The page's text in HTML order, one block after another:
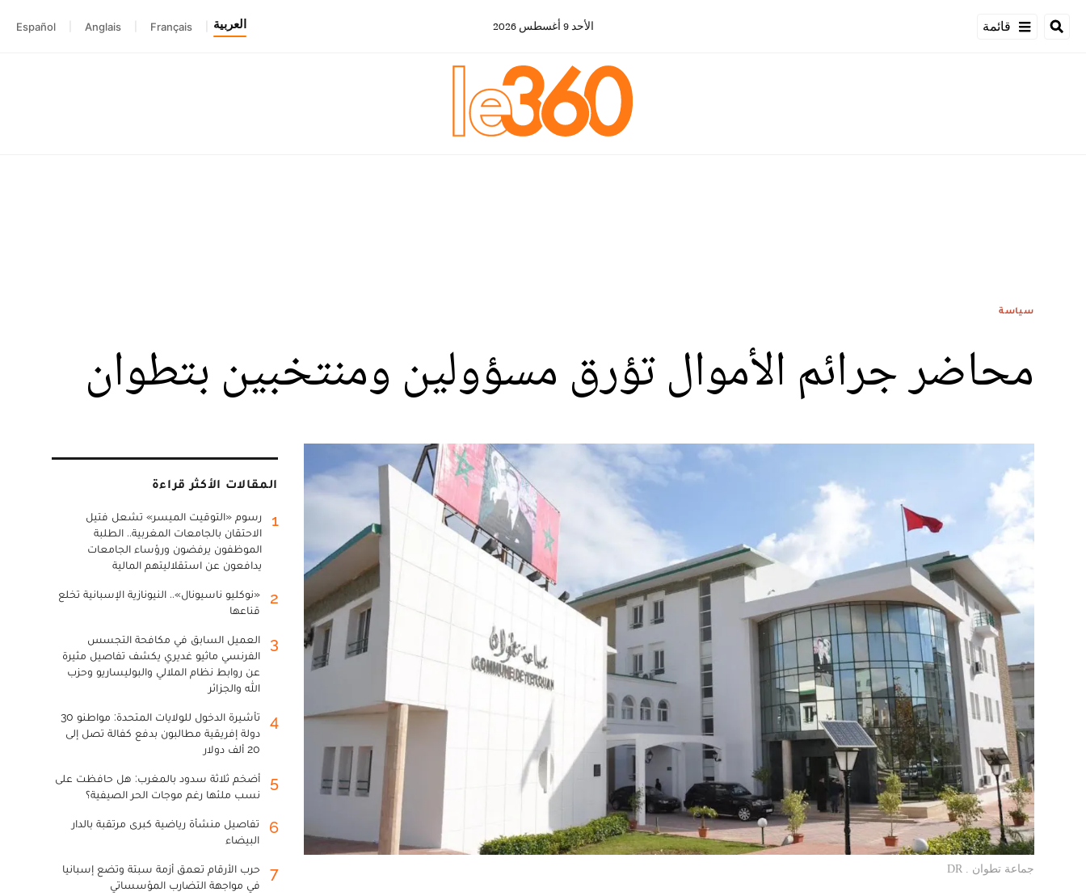
قائمة الأحد 9 أغسطس 2026 العربية Français
Anglais
Español
سياسة
محاضر جرائم الأموال تؤرق مسؤولين ومنتخبين بتطوان
جماعة تطوان . DR
المقالات الأكثر قراءة
1
رسوم «التوقيت الميسر» تشعل فتيل
الاحتقان بالجامعات المغربية.. الطلبة
الموظفون يرفضون ورؤساء الجامعات
يدافعون عن استقلاليتهم المالية
2
«نوكليو ناسيونال».. النيونازية الإسبانية تخلع
قناعها
3
العميل السابق في مكافحة التجسس
الفرنسي ماثيو غديري يكشف تفاصيل مثيرة
عن روابط نظام الملالي والبوليساريو وحزب
الله والجزائر
4
تأشيرة الدخول للولايات المتحدة: مواطنو 30
دولة إفريقية مطالبون بدفع كفالة تصل إلى
20 ألف دولار
5
أضخم ثلاثة سدود بالمغرب: هل حافظت على
نسب ملئها رغم موجات الحر الصيفية؟
6
تفاصيل منشأة رياضية كبرى مرتقبة بالدار
البيضاء
7
حرب الأرقام تعمق أزمة سبتة وتضع إسبانيا
في مواجهة التضارب المؤسساتي